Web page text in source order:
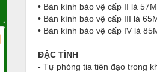
• Bán kính bảo vệ cấp II là 57M
• Bán kính bảo vệ cấp III là
• Bán kính bảo vệ cấp IV là
ĐẶC TÍNH
- Tự phóng tia tiên đạo trong